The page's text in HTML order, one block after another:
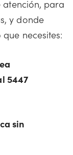
atención, para
y donde
necesites:
5447
sin